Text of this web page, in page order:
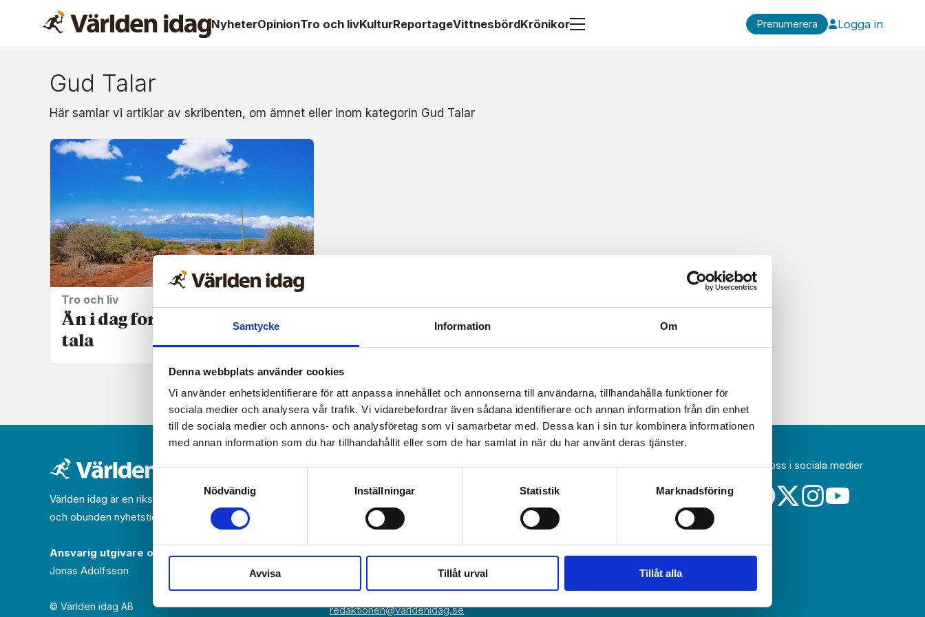
Samtycke Information Om
Denna webbplats använder cookies
Vi använder enhetsidentifierare för att anpassa innehållet och annonserna till användarna, tillhandahålla funktioner för
sociala medier och analysera vår trafik. Vi vidarebefordrar även sådana identifierare och annan information från din enhet
till de sociala medier och annons- och analysföretag som vi samarbetar med. Dessa kan i sin tur kombinera informationen
med annan information som du har tillhandahållit eller som de har samlat in när du har använt deras tjänster.
Nödvändig
Inställningar Statistik Marknadsföring
Avvisa Tillåt urval Tillåt alla
NyheterOpinionTro och livKulturReportageVittnesbördKrönikor Prenumerera Logga in
Om:
gud
talar
Gud Talar
Här samlar vi artiklar av skribenten, om ämnet eller inom kategorin Gud Talar
Tro och liv
Än i dag fortsätter Gud att
tala
Världen idag är en rikstäckande
och obunden nyhets­­­tidning på kristen grund.
Ansvarig utgivare och chef­redaktör:
Jonas Adolfsson
© Världen idag AB
Växel:
(kl 10–12, 14–16)
Kundservice:
kundtjanst@varldenidag.se
redaktionen@varldenidag.se
Om Världen idag
Kundservice
Prenumerera
Annonsera
Följ oss i sociala medier